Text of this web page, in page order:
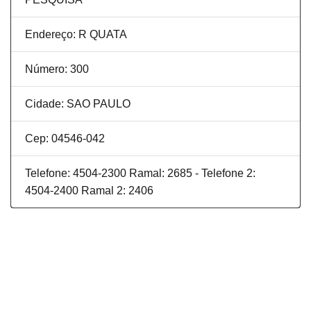
Endereço: R QUATA
Número: 300
Cidade: SAO PAULO
Cep: 04546-042
Telefone: 4504-2300 Ramal: 2685 - Telefone 2:
4504-2400 Ramal 2: 2406